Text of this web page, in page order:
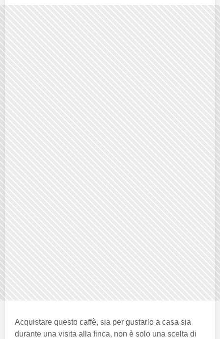
Acquistare questo caffè, sia per gustarlo a casa sia
durante una visita alla finca, non è solo una scelta di